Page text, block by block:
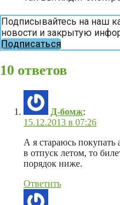
Подписывайтесь на наш
новости и закрытую
Подписаться
10 ответов
Д-бомж:
15.12.2013 в 07:26
А я стараюсь покупать
в отпуск летом, то
порядок ниже.
Ответить